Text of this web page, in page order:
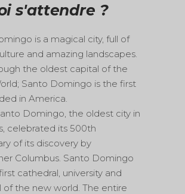
s'attendre ?
is a magical city, full of
and amazing landscapes.
the oldest capital of the
Santo Domingo is the first
in America.
Domingo, the oldest city in
celebrated its 500th
of its discovery by
Columbus. Santo Domingo
cathedral, university and
of the new world. The entire